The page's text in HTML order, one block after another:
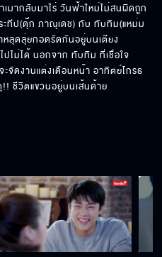
ำเส้นพี่
องเป็นของแป้ง
เหงาเหรอ
มากลับมาไร่ วันฟ้าใหม่ไม่สนผิดถูก
ทีป(ดุ๊ก ภาณุเดช) กับ ทับทิม(แหม่ม
หลุดลุ่ยกอดรัดกันอยู่บนเตียง
ไม่ได้ นอกจาก ทับทิม ที่เชื่อใจ
จัดงานแต่งเดือนหน้า อาทิตย์โกรธ
ชีวิตแขวนอยู่บนเส้นด้าย